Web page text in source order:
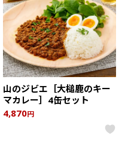
山のジビエ［大槌鹿のキー
マカレー］4缶セット
4,870円